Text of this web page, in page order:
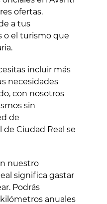
ofertas.
a tus
o el turismo que
incluir más
necesidades
con nosotros
sin
de
de Ciudad Real se
nuestro
significa gastar
Podrás
anuales